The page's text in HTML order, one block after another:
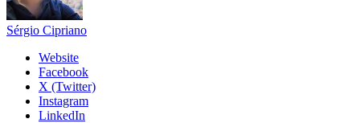
Sérgio Cipriano
Website
Facebook
X (Twitter)
Instagram
LinkedIn